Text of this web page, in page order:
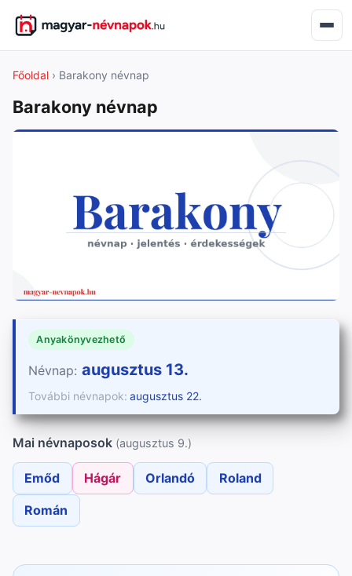
Főoldal › Barakony névnap
Barakony névnap
Anyakönyvezhető
Névnap: augusztus 13.
További névnapok: augusztus 22.
Mai névnaposok (augusztus 9.)
Emőd Hágár Orlandó Roland
Román